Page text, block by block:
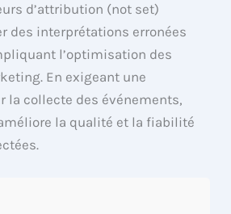
d’attribution (not set)
des interprétations erronées
l’optimisation des
En exigeant une
la collecte des événements,
la qualité et la fiabilité